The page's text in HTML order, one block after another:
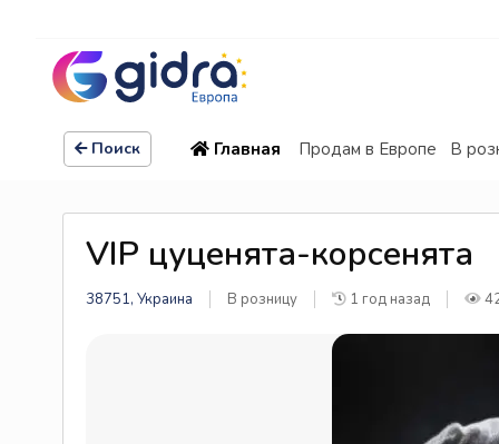
Поиск Главная Продам в Европе В
VIP цуценята-корсенята
38751, Украина В розницу 1 год назад